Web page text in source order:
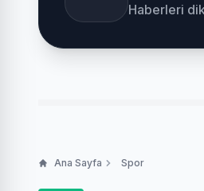
Haberleri
Ana Sayfa Spor